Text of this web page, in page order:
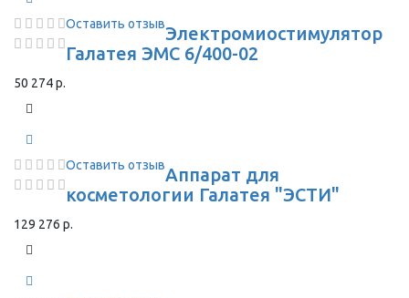
Оставить отзывЭлектромиостимулятор
Галатея ЭМС 6/400-02
50 274 р.
Оставить отзывАппарат для
косметологии Галатея "ЭСТИ"
129 276 р.